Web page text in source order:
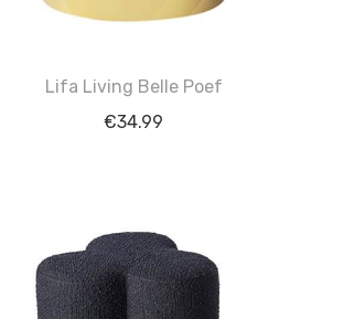
Lifa Living Belle Poef
€34.99